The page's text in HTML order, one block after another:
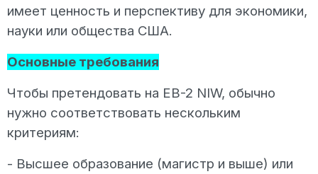
имеет ценность и перспективу для экономики,
науки или общества США.
Основные требования
Чтобы претендовать на EB-2 NIW, обычно
нужно соответствовать нескольким
критериям:
- Высшее образование (магистр и выше) или